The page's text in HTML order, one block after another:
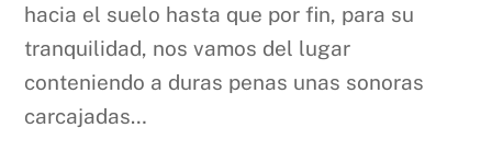
hacia el suelo hasta que por fin, para su
tranquilidad, nos vamos del lugar
conteniendo a duras penas unas sonoras
carcajadas…